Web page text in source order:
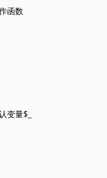
函数
变量$_